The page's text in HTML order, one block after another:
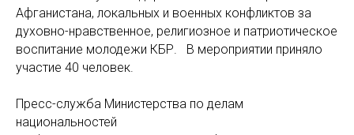
Афганистана, локальных и военных конфликтов за
духовно-нравственное, религиозное и патриотическое
воспитание молодежи КБР. В мероприятии приняло
участие 40 человек.
Пресс-служба Министерства по делам
национальностей